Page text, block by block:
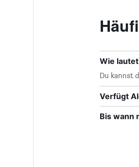
Wie
Du kannst
Verfügt
Bis wann